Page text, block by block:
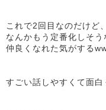
これで2回目なのだけど、
なんかもう定番化しそう
仲良くなれた気がする
すごい話しやすくて面